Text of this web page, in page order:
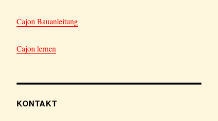
Cajon Bauanleitung
Cajon lernen
KONTAKT